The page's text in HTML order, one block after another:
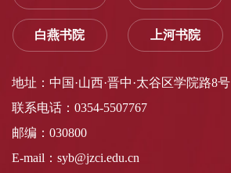
白燕书院 上河书院
地址：中国·山西·晋中·太谷区学院路8号
联系电话：0354-5507767
邮编：030800
E-mail：syb@jzci.edu.cn